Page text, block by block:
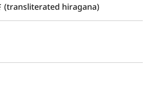
(transliterated hiragana)